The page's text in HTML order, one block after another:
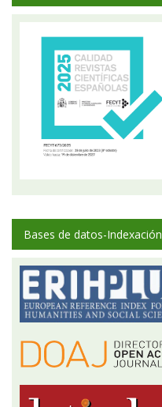
Bases de datos-Indexación